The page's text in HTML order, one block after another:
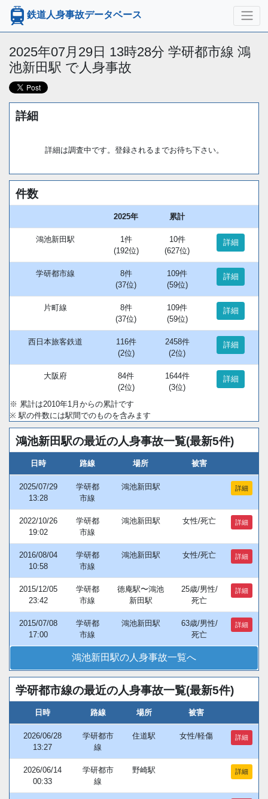
鉄道人身事故データベース
2025年07月29日 13時28分 学研都市線 鴻
池新田駅 で人身事故
詳細
詳細は調査中です。登録されるまでお待ち下さい。
件数
2025年 累計
鴻池新田駅
1件
(192位)
10件
(627位)
詳細
学研都市線
8件
(37位)
109件
(59位)
詳細
片町線
8件
(37位)
109件
(59位)
詳細
西日本旅客鉄道
116件
(2位)
2458件
(2位)
詳細
大阪府
84件
(2位)
1644件
(3位)
詳細
※ 累計は2010年1月からの累計です
※ 駅の件数には駅間でのものを含みます
鴻池新田駅の最近の人身事故一覧(最新5件)
日時 路線 場所 被害
2025/07/29
13:28
学研都
市線
鴻池新田駅 詳細
2022/10/26
19:02
学研都
市線
鴻池新田駅 女性/死亡 詳細
2016/08/04
10:58
学研都
市線
鴻池新田駅 女性/死亡 詳細
2015/12/05
23:42
学研都
市線
徳庵駅〜鴻池
新田駅
25歳/男性/
死亡
詳細
2015/07/08
17:00
学研都
市線
鴻池新田駅
63歳/男性/
死亡
詳細
鴻池新田駅の人身事故一覧へ
学研都市線の最近の人身事故一覧(最新5件)
日時 路線 場所 被害
2026/06/28
13:27
学研都市
線
住道駅 女性/軽傷 詳細
2026/06/14
00:33
学研都市
線
野崎駅 詳細